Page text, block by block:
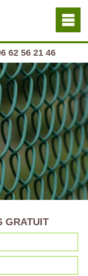
62 56 21 46
GRATUIT